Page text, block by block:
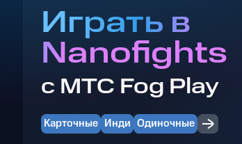
Играть в
Nanofights
с МТС Fog Play
Карточные Инди Одиночные